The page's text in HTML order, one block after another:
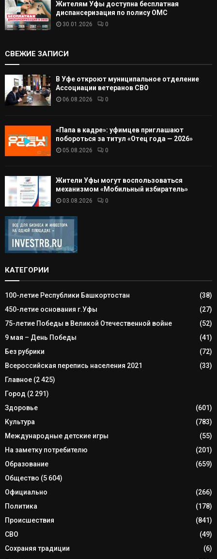
Жителям Уфы доступна бесплатная
диспансеризация по полису ОМС
30.01.2026 0
СВЕЖИЕ ЗАПИСИ
В Уфе откроют муниципальное отделение
Ассоциации ветеранов СВО
06.08.2026 0
«Папа в кадре»: уфимцев приглашают
побороться за титул «Отец года — 2026»
05.08.2026 0
Жители Уфы могут воспользоваться
механизмом «Мобильный избиратель»
03.08.2026 0
КАТЕГОРИИ
100-летие Республики Башкортостан
(38)
450-летие основания г.Уфы
(27)
75-летие Победы в Великой Отечественной войне
(52)
9 мая – День Победы
(41)
Без рубрики
(72)
Всероссийская перепись населения 2021
(33)
Главное (2 425)
Город (2 291)
Здоровье
(601)
Культура
(783)
Международные детские игры
(55)
На заметку потребителю
(201)
Образование
(659)
Общество (5 604)
Официально
(266)
Политика
(178)
Происшествия
(841)
СВО
(49)
Сохраняя традиции
(6)